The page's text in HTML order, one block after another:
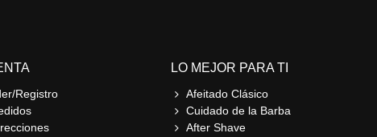
Registro
LO MEJOR PARA TI
Afeitado Clásico
Cuidado de la Barba
After Shave